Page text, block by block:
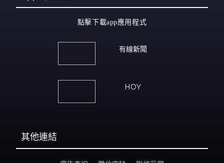
點擊下載app應用程式
有線新聞
HOY
其他連結